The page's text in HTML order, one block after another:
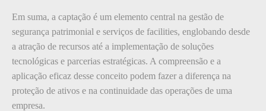
Em suma, a captação é um elemento central na gestão de
segurança patrimonial e serviços de facilities, englobando desde
a atração de recursos até a implementação de soluções
tecnológicas e parcerias estratégicas. A compreensão e a
aplicação eficaz desse conceito podem fazer a diferença na
proteção de ativos e na continuidade das operações de uma
empresa.